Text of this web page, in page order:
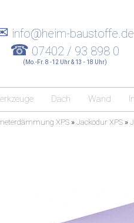
info@heim-baustoffe.de
☎ 07402 / 93 898 0
(Mo.-Fr. 8 -12 Uhr & 13 - 18 Uhr)
Dach Wand
XPS » Jackodur XPS »